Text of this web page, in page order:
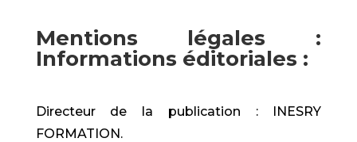
Mentions légales :
Informations éditoriales :
Directeur de la publication : INESRY
FORMATION.